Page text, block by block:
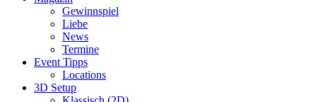
Gewinnspiel
Liebe
News
Termine
Event Tipps
Locations
3D Setup